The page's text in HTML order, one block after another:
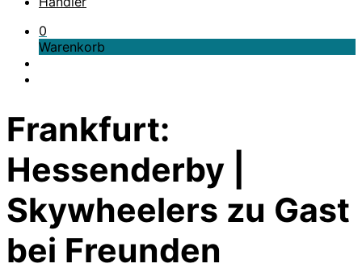
0
Warenkorb
Frankfurt:
Hessenderby |
Skywheelers zu Gast
bei Freunden